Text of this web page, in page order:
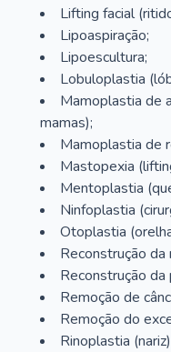
Lifting facial
Lipoaspiração;
Lipoescultura;
Lobuloplastia
Mamoplastia de
mamas);
Mamoplastia de
Mastopexia
Mentoplastia
Ninfoplastia
Otoplastia
Reconstrução
Reconstrução
Remoção de
Remoção do
Rinoplastia (nariz)